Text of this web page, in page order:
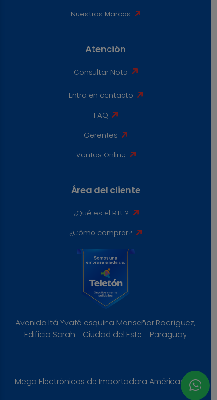
Nuestras Marcas
Atención
Consultar Nota
Entra en contacto
FAQ
Gerentes
Ventas Online
Área del cliente
¿Qué es el RTU?
¿Cómo comprar?
Avenida Itá Yvaté esquina Monseñor Rodríguez,
Edificio Sarah - Ciudad del Este - Paraguay
Mega Electrónicos de Importadora Américas S.A